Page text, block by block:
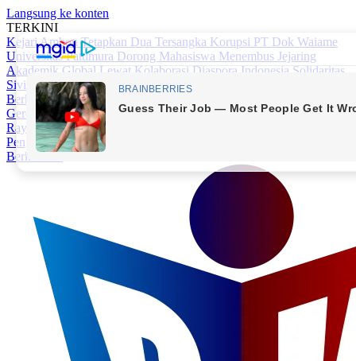
Langsung ke konten
TERKINI
Kejari Ambon Tetapkan Dua Tersangka Korupsi PT Dok Waiame
Universitas Pattimura Dorong Mahasiswa Menembus Jejaring
Akademik Global Lewat Kolaborasi Diaspora Indonesia Solidaritas
Sivitas Akademika Unpatti Berbuah Nyata: Gerakan ‘Sehari
Berkorban’ Himpun Rp309,6 Juta untuk Percepatan Pembangunan
Gereja Kampus Lolos AKMIL dan AKPOL, Siswa SMA Negeri 1
Raya Harumkan Nama Sekolah
Penguatan Kemitraan Layanan Kesehatan untuk Pertahankan UHC
Berkualitas